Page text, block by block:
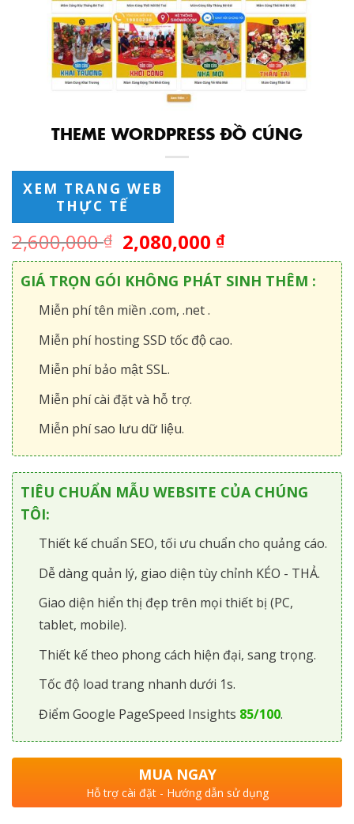
THEME WORDPRESS ĐỒ CÚNG
XEM TRANG WEB
THỰC TẾ
2,600,000₫ 2,080,000₫
GIÁ TRỌN GÓI KHÔNG PHÁT SINH THÊM :
Miễn phí tên miền .com, .net .
Miễn phí hosting SSD tốc độ cao.
Miễn phí bảo mật SSL.
Miễn phí cài đặt và hỗ trợ.
Miễn phí sao lưu dữ liệu.
TIÊU CHUẨN MẪU WEBSITE CỦA CHÚNG
TÔI:
Thiết kế chuẩn SEO, tối ưu chuẩn cho quảng cáo.
Dễ dàng quản lý, giao diện tùy chỉnh KÉO - THẢ.
Giao diện hiển thị đẹp trên mọi thiết bị (PC,
tablet, mobile).
Thiết kế theo phong cách hiện đại, sang trọng.
Tốc độ load trang nhanh dưới 1s.
Điểm Google PageSpeed Insights 85/100.
MUA NGAY
Hỗ trợ cài đặt - Hướng dẫn sử dụng